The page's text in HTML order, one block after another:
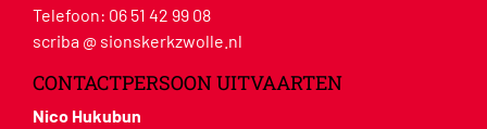
Telefoon: 06 51 42 99 08
scriba @ sionskerkzwolle.nl
CONTACTPERSOON UITVAARTEN
Nico Hukubun